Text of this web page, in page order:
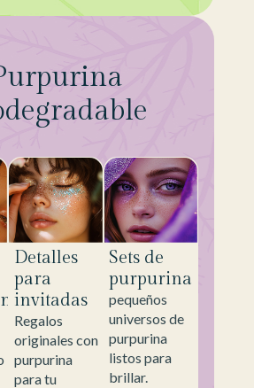
Detalles
para
invitadas
Regalos
originales con
purpurina
para tu
Sets de
purpurina
pequeños
universos de
purpurina
listos para
brillar.